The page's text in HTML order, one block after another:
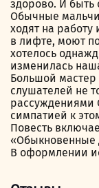
здорово. И
Обычные
ходят на
в лифте, моют
хотелось
изменилась
Большой мастер
слушателей не
рассуждениями
симпатией к
Повесть
«Обыкновенные
В оформлении